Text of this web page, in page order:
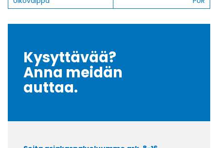
Kysyttävää?
Anna meidän
auttaa.